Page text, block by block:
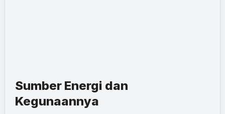
Sumber Energi dan
Kegunaannya